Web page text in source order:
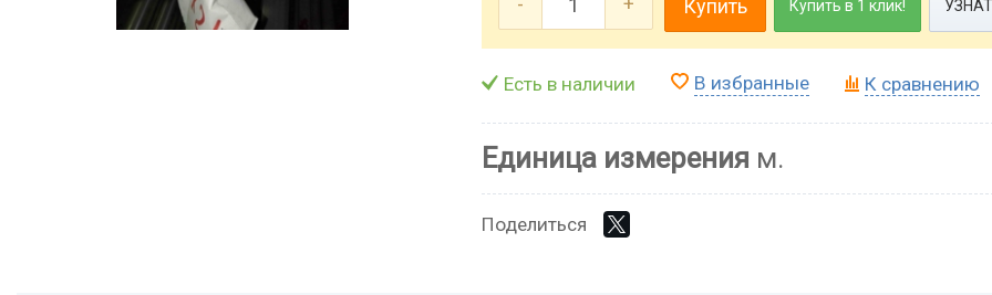
Купить Купить в 1 клик!
Есть в наличии В избранные К сравнению
Единица измерения м.
Поделиться